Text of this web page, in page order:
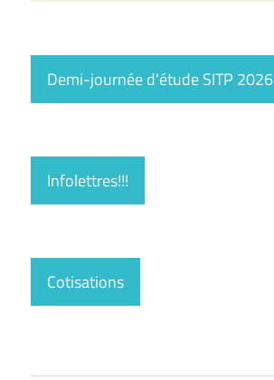
Demi-journée d'étude SITP 2026
Infolettres!!!
Cotisations